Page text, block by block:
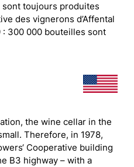
toujours produites
des vignerons d’Affental
300 000 bouteilles sont
the wine cellar in the
Therefore, in 1978,
Cooperative building
B3 highway – with a